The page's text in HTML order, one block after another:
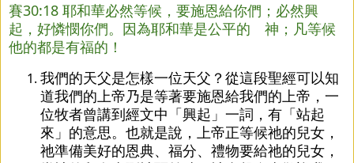
賽30:18 耶和華必然等候，要施恩給你們；必然興
起，好憐憫你們。因為耶和華是公平的 神；凡等候
他的都是有福的！
我們的天父是怎樣一位天父？從這段聖經可以知
道我們的上帝乃是等著要施恩給我們的上帝，一
位牧者曾講到經文中「興起」一詞，有「站起
來」的意思。也就是說，上帝正等候祂的兒女，
祂準備美好的恩典、福分、禮物要給祂的兒女，